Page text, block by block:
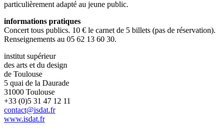
particulièrement adapté au jeune public.
informations pratiques
Concert tous publics. 10 € le carnet de 5 billets (pas de réservation).
Renseignements au 05 62 13 60 30.
institut supérieur
des arts et du design
de Toulouse
5 quai de la Daurade
31000 Toulouse
+33 (0)5 31 47 12 11
contact@isdat.fr
www.isdat.fr